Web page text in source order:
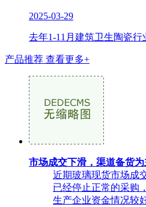
2025-03-29
去年1-11月建筑卫生陶瓷行
产品推荐 查看更多+
市场成交下滑，渠道备货为
近期玻璃现货市场成
已经停止正常的采购
生产企业资金情况较